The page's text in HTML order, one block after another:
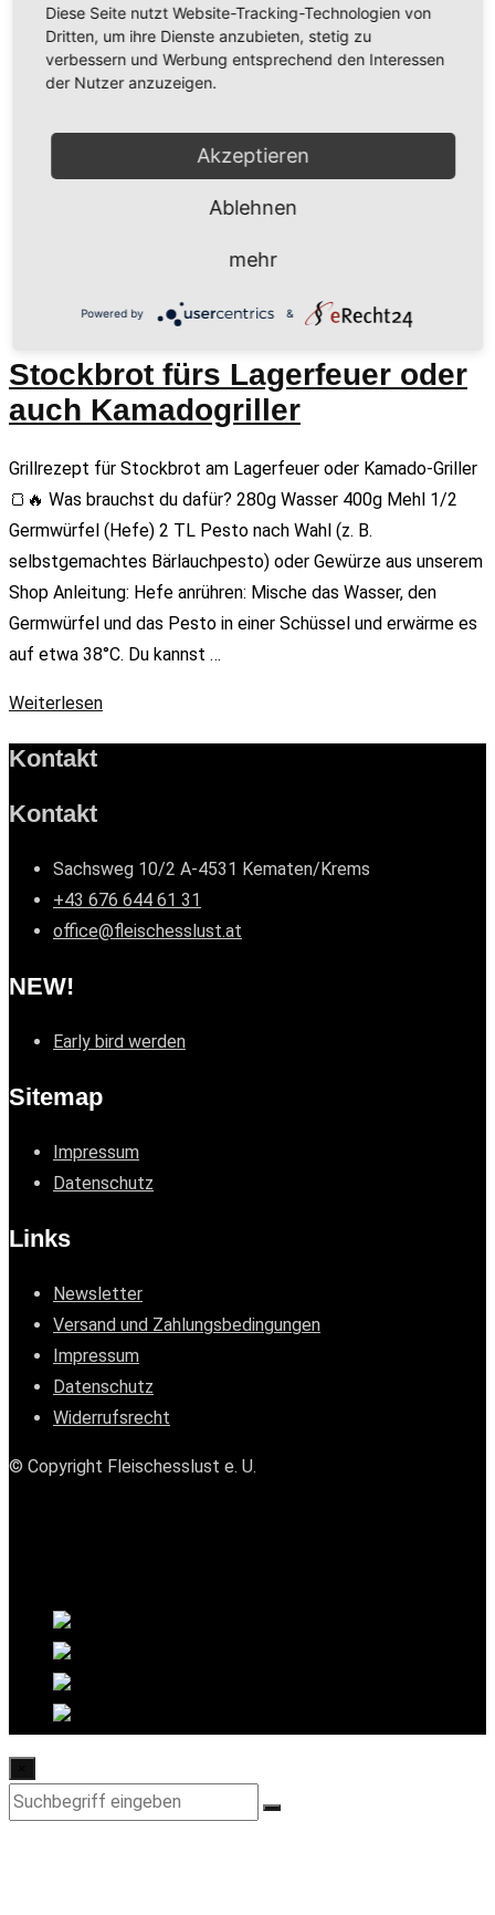
Über Uns
Unsere Philosophie
Regionale Hersteller
Aktuelles
Grillhacks
Stockbrot fürs Lagerfeuer oder
auch Kamadogriller
Grillrezept für Stockbrot am Lagerfeuer oder Kamado-Griller
🍞🔥 Was brauchst du dafür? 280g Wasser 400g Mehl 1/2
Germwürfel (Hefe) 2 TL Pesto nach Wahl (z. B.
selbstgemachtes Bärlauchpesto) oder Gewürze aus unserem
Shop Anleitung: Hefe anrühren: Mische das Wasser, den
Germwürfel und das Pesto in einer Schüssel und erwärme es
auf etwa 38°C. Du kannst …
Weiterlesen
Kontakt
Kontakt
Sachsweg 10/2 A-4531 Kematen/Krems
+43 676 644 61 31
office@fleischesslust.at
NEW!
Early bird werden
Sitemap
Impressum
Datenschutz
Links
Newsletter
Versand und Zahlungsbedingungen
Impressum
Datenschutz
Widerrufsrecht
© Copyright Fleischesslust e. U.
Diese Seite nutzt Website-Tracking-Technologien von
Dritten, um ihre Dienste anzubieten, stetig zu
verbessern und Werbung entsprechend den Interessen
der Nutzer anzuzeigen.
Akzeptieren
Ablehnen
mehr
Powered by &